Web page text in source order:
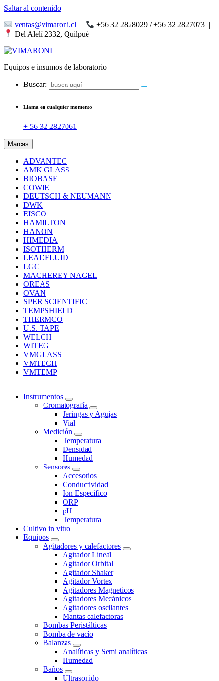
Saltar al contenido
ventas@vimaroni.cl | +56 32 2828029 / +56 32 2827073 |
Del Alelí 2332, Quilpué
Equipos e insumos de laboratorio
Buscar:
Llama en cualquier momento
+ 56 32 2827061
Marcas
ADVANTEC
AMK GLASS
BIOBASE
COWIE
DEUTSCH & NEUMANN
DWK
EISCO
HAMILTON
HANON
HIMEDIA
ISOTHERM
LEADFLUID
LGC
MACHEREY NAGEL
OREAS
OVAN
SPER SCIENTIFIC
TEMPSHIELD
THERMCO
U.S. TAPE
WELCH
WITEG
VMGLASS
VMTECH
VMTEMP
Instrumentos
Cromatografía
Jeringas y Agujas
Vial
Medición
Temperatura
Densidad
Humedad
Sensores
Accesorios
Conductividad
Ion Especifico
ORP
pH
Temperatura
Cultivo in vitro
Equipos
Agitadores y calefactores
Agitador Lineal
Agitador Orbital
Agitador Shaker
Agitador Vortex
Agitadores Magneticos
Agitadores Mecánicos
Agitadores oscilantes
Mantas calefactoras
Bombas Peristálticas
Bomba de vacío
Balanzas
Analíticas y Semi analíticas
Humedad
Baños
Ultrasonido